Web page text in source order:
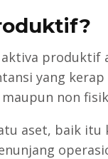
aktiva produktif
yang
non
aset, baik itu